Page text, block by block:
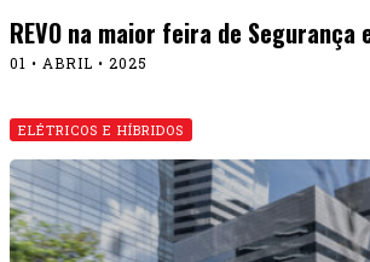
REVO na maior feira de Segurança
01 • ABRIL • 2025
ELÉTRICOS E HÍBRIDOS